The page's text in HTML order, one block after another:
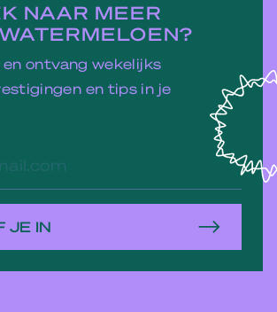
NAAR MEER
ontvang wekelijks
en tips in je
JE IN